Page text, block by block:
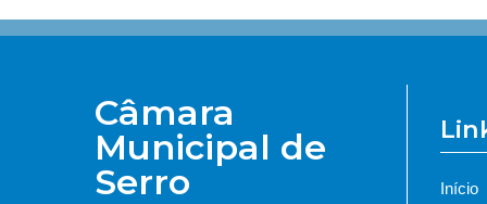
Câmara
Municipal de
Serro
Início